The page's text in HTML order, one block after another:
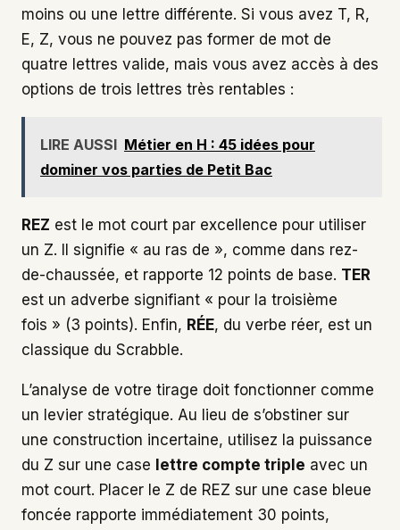
moins ou une lettre différente. Si vous avez T, R,
E, Z, vous ne pouvez pas former de mot de
quatre lettres valide, mais vous avez accès à des
options de trois lettres très rentables :
LIRE AUSSI Métier en H : 45 idées pour
dominer vos parties de Petit Bac
REZ est le mot court par excellence pour utiliser
un Z. Il signifie « au ras de », comme dans rez-
de-chaussée, et rapporte 12 points de base. TER
est un adverbe signifiant « pour la troisième
fois » (3 points). Enfin, RÉE, du verbe réer, est un
classique du Scrabble.
L’analyse de votre tirage doit fonctionner comme
un levier stratégique. Au lieu de s’obstiner sur
une construction incertaine, utilisez la puissance
du Z sur une case lettre compte triple avec un
mot court. Placer le Z de REZ sur une case bleue
foncée rapporte immédiatement 30 points,